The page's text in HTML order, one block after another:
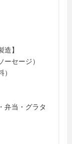
】
セージ）
弁当・グラタ